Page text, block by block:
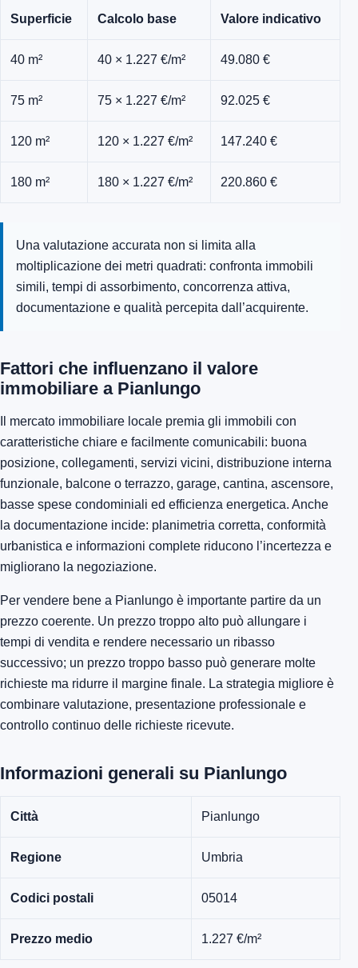
Superficie Calcolo base Valore indicativo
40 m² 40 × 1.227 €/m² 49.080 €
75 m² 75 × 1.227 €/m² 92.025 €
120 m² 120 × 1.227 €/m² 147.240 €
180 m² 180 × 1.227 €/m² 220.860 €
Una valutazione accurata non si limita alla
moltiplicazione dei metri quadrati: confronta immobili
simili, tempi di assorbimento, concorrenza attiva,
documentazione e qualità percepita dall’acquirente.
Fattori che influenzano il valore
immobiliare a Pianlungo
Il mercato immobiliare locale premia gli immobili con
caratteristiche chiare e facilmente comunicabili: buona
posizione, collegamenti, servizi vicini, distribuzione interna
funzionale, balcone o terrazzo, garage, cantina, ascensore,
basse spese condominiali ed efficienza energetica. Anche
la documentazione incide: planimetria corretta, conformità
urbanistica e informazioni complete riducono l’incertezza e
migliorano la negoziazione.
Per vendere bene a Pianlungo è importante partire da un
prezzo coerente. Un prezzo troppo alto può allungare i
tempi di vendita e rendere necessario un ribasso
successivo; un prezzo troppo basso può generare molte
richieste ma ridurre il margine finale. La strategia migliore è
combinare valutazione, presentazione professionale e
controllo continuo delle richieste ricevute.
Informazioni generali su Pianlungo
Città Pianlungo
Regione Umbria
Codici postali 05014
Prezzo medio 1.227 €/m²